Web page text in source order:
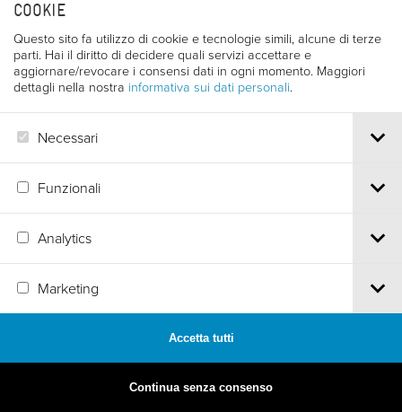
COOKIE
Questo sito fa utilizzo di cookie e tecnologie simili, alcune di terze
parti. Hai il diritto di decidere quali servizi accettare e
aggiornare/revocare i consensi dati in ogni momento. Maggiori
dettagli nella nostra informativa sui dati personali.
Necessari
Funzionali
Analytics
Marketing
Accetta tutti
Continua senza consenso
Tel.+39 0461 986120
MADE BY ARTICA